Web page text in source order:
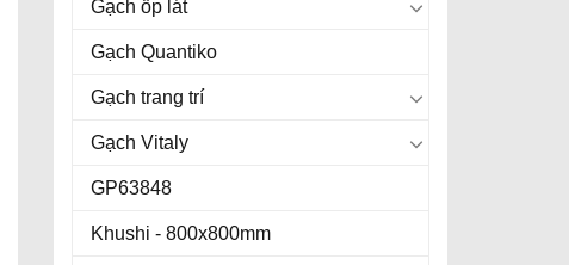
Gạch ốp lát
Gạch Quantiko
Gạch trang trí
Gạch Vitaly
GP63848
Khushi - 800x800mm